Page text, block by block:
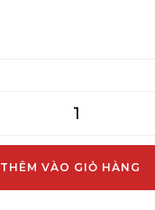
THÊM VÀO GIỎ HÀNG